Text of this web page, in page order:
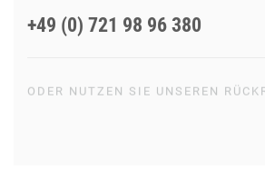
+49 (0) 721 98 96 380
ODER NUTZEN SIE UNSEREN